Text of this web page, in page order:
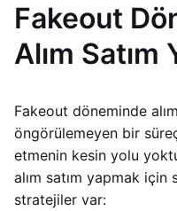
Fakeout
Alım Satım
Fakeout döneminde
öngörülemeyen bir
etmenin kesin yolu
alım satım yapmak için
stratejiler var: